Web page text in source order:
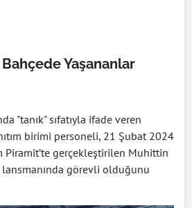
Yaşananlar
"tanık" sıfatıyla ifade veren
birimi personeli, 21 Şubat 2024
Piramit’te gerçekleştirilen Muhittin
lansmanında görevli olduğunu